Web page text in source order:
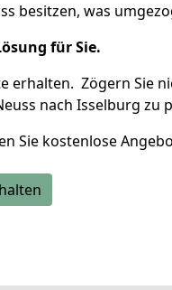
besitzen, was
für Sie.
erhalten. Zögern Sie
nach Isselburg zu
Sie kostenlose